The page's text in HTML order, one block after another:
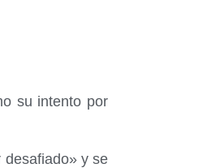
su intento por
y se